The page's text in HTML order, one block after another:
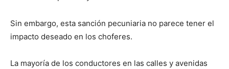
Sin embargo, esta sanción pecuniaria no parece tener el
impacto deseado en los choferes.
La mayoría de los conductores en las calles y avenidas